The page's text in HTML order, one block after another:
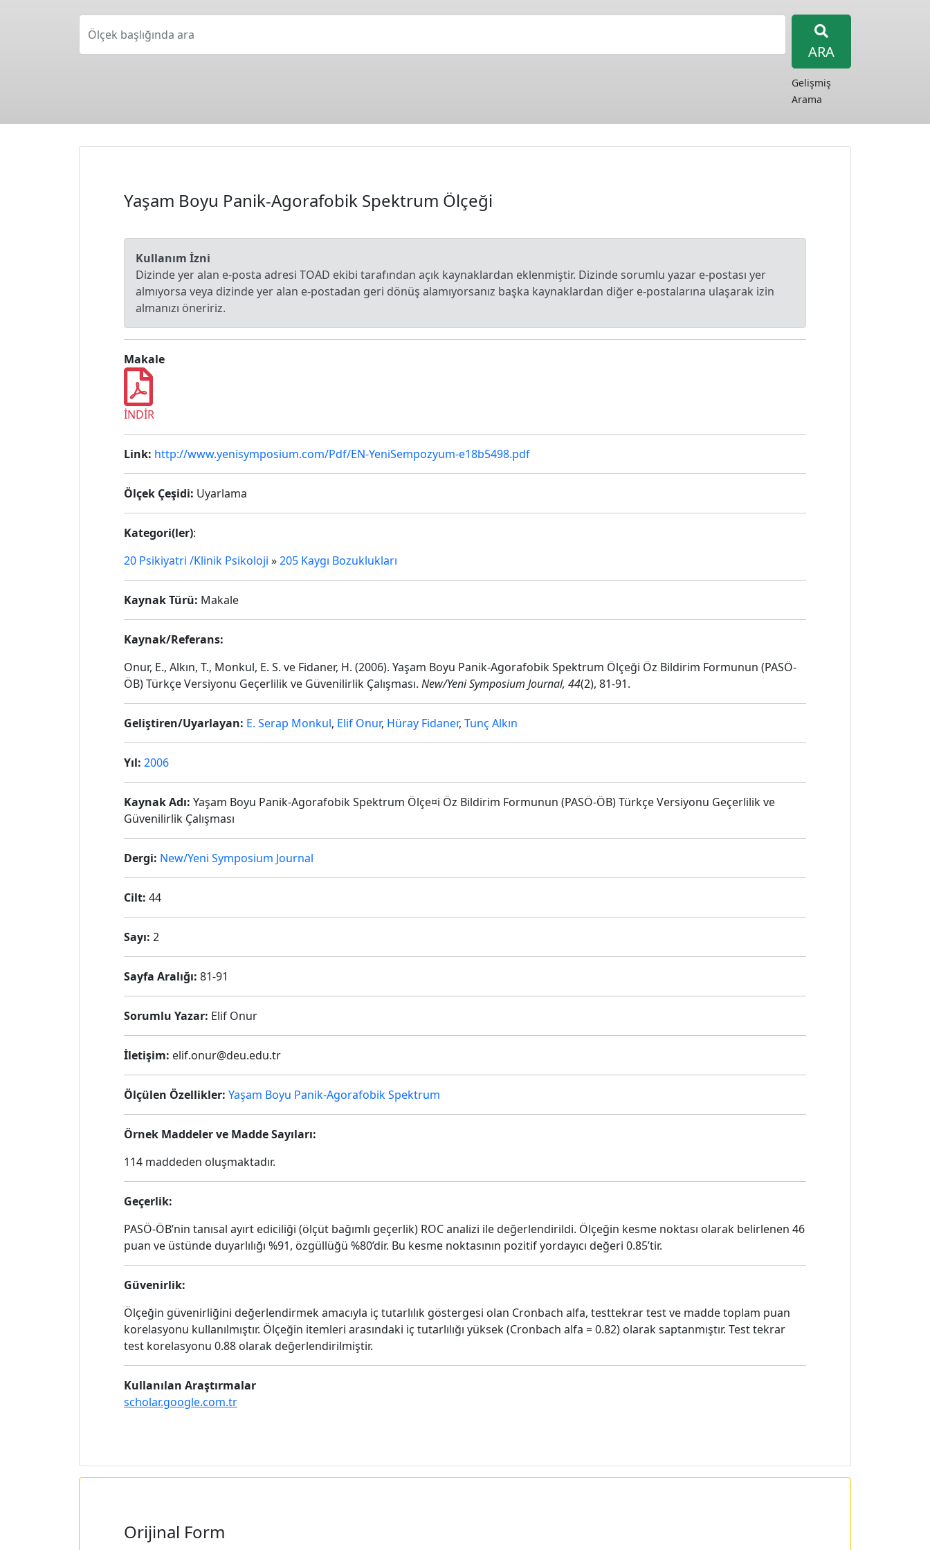
Ölçek başlığında ara
ARA
Gelişmiş
Arama
Yaşam Boyu Panik-Agorafobik Spektrum Ölçeği
Kullanım İzni
Dizinde yer alan e-posta adresi TOAD ekibi tarafından açık kaynaklardan eklenmiştir. Dizinde sorumlu yazar e-postası yer
almıyorsa veya dizinde yer alan e-postadan geri dönüş alamıyorsanız başka kaynaklardan diğer e-postalarına ulaşarak izin
almanızı öneririz.
Makale
İNDİR
Link: http://www.yenisymposium.com/Pdf/EN-YeniSempozyum-e18b5498.pdf
Ölçek Çeşidi: Uyarlama
Kategori(ler):
20 Psikiyatri /Klinik Psikoloji »205 Kaygı Bozuklukları
Kaynak Türü: Makale
Kaynak/Referans:
Onur, E., Alkın, T., Monkul, E. S. ve Fidaner, H. (2006). Yaşam Boyu Panik-Agorafobik Spektrum Ölçeği Öz Bildirim Formunun (PASÖ-
ÖB) Türkçe Versiyonu Geçerlilik ve Güvenilirlik Çalışması. New/Yeni Symposium Journal, 44(2), 81-91.
Geliştiren/Uyarlayan: E. Serap Monkul, Elif Onur, Hüray Fidaner, Tunç Alkın
Yıl: 2006
Kaynak Adı: Yaşam Boyu Panik-Agorafobik Spektrum Ölçe¤i Öz Bildirim Formunun (PASÖ-ÖB) Türkçe Versiyonu Geçerlilik ve
Güvenilirlik Çalışması
Dergi: New/Yeni Symposium Journal
Cilt: 44
Sayı: 2
Sayfa Aralığı: 81-91
Sorumlu Yazar: Elif Onur
İletişim: elif.onur@deu.edu.tr
Ölçülen Özellikler: Yaşam Boyu Panik-Agorafobik Spektrum
Örnek Maddeler ve Madde Sayıları:
114 maddeden oluşmaktadır.
Geçerlik:
PASÖ-ÖB’nin tanısal ayırt ediciliği (ölçüt bağımlı geçerlik) ROC analizi ile değerlendirildi. Ölçeğin kesme noktası olarak belirlenen 46
puan ve üstünde duyarlılığı %91, özgüllüğü %80’dir. Bu kesme noktasının pozitif yordayıcı değeri 0.85’tir.
Güvenirlik:
Ölçeğin güvenirliğini değerlendirmek amacıyla iç tutarlılık göstergesi olan Cronbach alfa, testtekrar test ve madde toplam puan
korelasyonu kullanılmıştır. Ölçeğin itemleri arasındaki iç tutarlılığı yüksek (Cronbach alfa = 0.82) olarak saptanmıştır. Test tekrar
test korelasyonu 0.88 olarak değerlendirilmiştir.
Kullanılan Araştırmalar
scholar.google.com.tr
Orijinal Form